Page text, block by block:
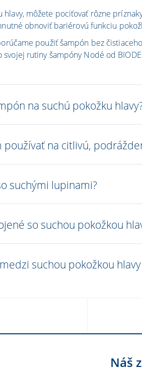
hlavy, môžete pociťovať rôzne
obnoviť bariérovú funkciu
použiť šampón bez
rutiny šampóny Nodé od
na suchú pokožku
na citlivú,
suchými lupinami?
so suchou pokožkou
suchou pokožkou
Náš